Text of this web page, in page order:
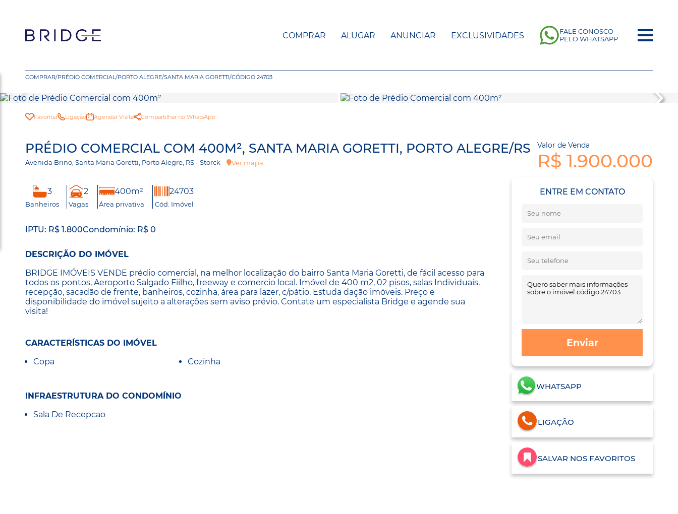
COMPRAR ALUGAR ANUNCIAR EXCLUSIVIDADES
FALE CONOSCO
PELO WHATSAPP
COMPRAR/PRÉDIO COMERCIAL/PORTO ALEGRE/SANTA MARIA GORETTI/CÓDIGO 24703
Favoritar Ligação Agendar Visita Compartilhar no WhatsApp
PRÉDIO COMERCIAL COM 400M², SANTA MARIA GORETTI, PORTO ALEGRE/RS
Avenida Brino, Santa Maria Goretti, Porto Alegre, RS - Storck Ver mapa
Valor de Venda
R$ 1.900.000
3
Banheiros
2
Vagas
400m²
Área privativa
24703
Cód. Imóvel
IPTU: R$ 1.800Condomínio: R$ 0
DESCRIÇÃO DO IMÓVEL
BRIDGE IMÓVEIS VENDE prédio comercial, na melhor localização do bairro Santa Maria Goretti, de fácil acesso para
todos os pontos, Aeroporto Salgado Fiilho, freeway e comercio local. Imóvel de 400 m2, 02 pisos, salas Individuais,
recepção, sacadão de frente, banheiros, cozinha, área para lazer, c/pátio. Estuda dação imóveis. Preço e
disponibilidade do imóvel sujeito a alterações sem aviso prévio. Contate um especialista Bridge e agende sua
visita!
CARACTERÍSTICAS DO IMÓVEL
Copa
Cozinha
INFRAESTRUTURA DO CONDOMÍNIO
Sala De Recepcao
ENTRE EM CONTATO
Enviar
WHATSAPP
LIGAÇÃO
SALVAR NOS FAVORITOS